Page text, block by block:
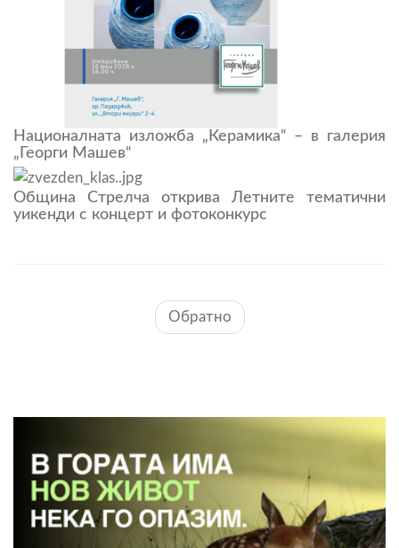
Националната изложба „Керамика“ – в галерия
„Георги Машев“
Община Стрелча открива Летните тематични
уикенди с концерт и фотоконкурс
Обратно